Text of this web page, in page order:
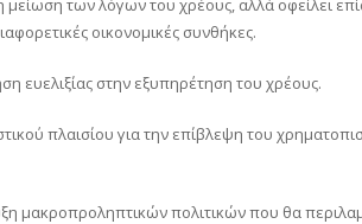
μείωση των λόγων του χρέους, αλλά οφείλει
οικονομικές συνθήκες.
ευελιξίας στην εξυπηρέτηση του χρέους.
πλαισίου για την επίβλεψη του
μακροπροληπτικών πολιτικών που θα